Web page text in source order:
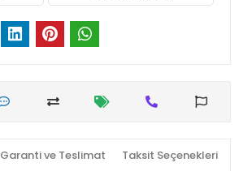
Garanti ve Teslimat Taksit Seçenekleri